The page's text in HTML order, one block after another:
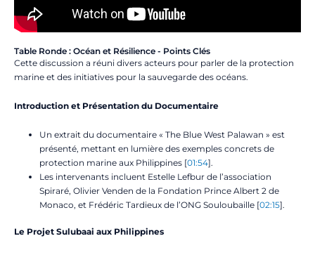
Table Ronde : Océan et Résilience - Points Clés
Cette discussion a réuni divers acteurs pour parler de la protection
marine et des initiatives pour la sauvegarde des océans.
Introduction et Présentation du Documentaire
Un extrait du documentaire « The Blue West Palawan » est
présenté, mettant en lumière des exemples concrets de
protection marine aux Philippines [01:54].
Les intervenants incluent Estelle Lefbur de l’association
Spiraré, Olivier Venden de la Fondation Prince Albert 2 de
Monaco, et Frédéric Tardieux de l’ONG Souloubaille [02:15].
Le Projet Sulubaai aux Philippines